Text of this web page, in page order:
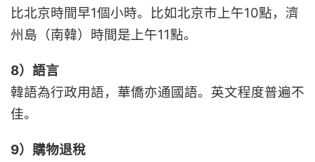
比北京時間早1個小時。比如北京市上午10點，濟
州島（南韓）時間是上午11點。
8）語言
韓語為行政用語，華僑亦通國語。英文程度普遍不
佳。
9）購物退稅